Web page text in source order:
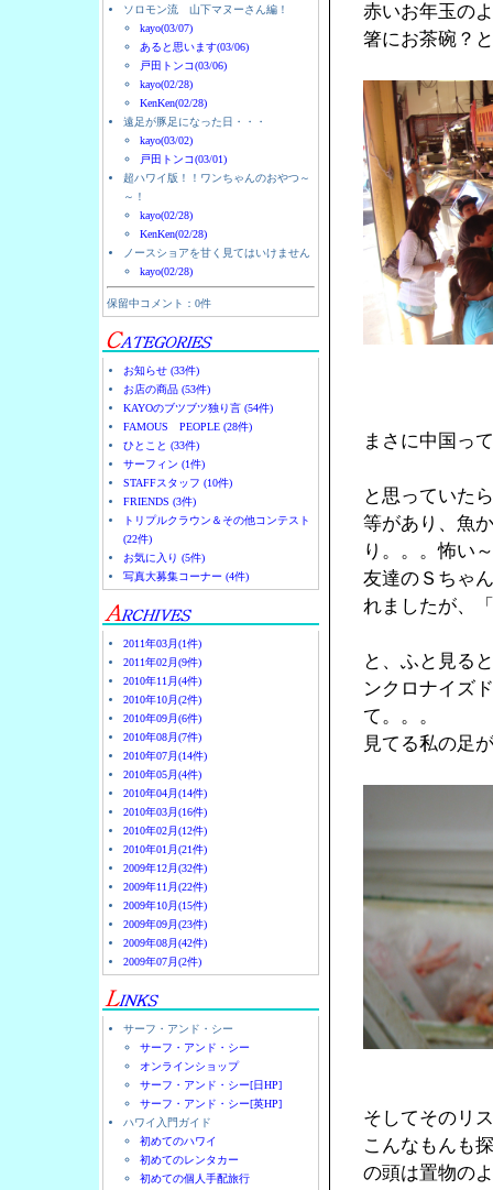
ソロモン流 山下マヌーさん編！
kayo(03/07)
あると思います(03/06)
戸田トンコ(03/06)
kayo(02/28)
KenKen(02/28)
遠足が豚足になった日・・・
kayo(03/02)
戸田トンコ(03/01)
超ハワイ版！！ワンちゃんのおやつ～
～！
kayo(02/28)
KenKen(02/28)
ノースショアを甘く見てはいけません
kayo(02/28)
保留中コメント：0件
お知らせ (33件)
お店の商品 (53件)
KAYOのブツブツ独り言 (54件)
FAMOUS PEOPLE (28件)
ひとこと (33件)
サーフィン (1件)
STAFFスタッフ (10件)
FRIENDS (3件)
トリプルクラウン＆その他コンテスト
(22件)
お気に入り (5件)
写真大募集コーナー (4件)
2011年03月(1件)
2011年02月(9件)
2010年11月(4件)
2010年10月(2件)
2010年09月(6件)
2010年08月(7件)
2010年07月(14件)
2010年05月(4件)
2010年04月(14件)
2010年03月(16件)
2010年02月(12件)
2010年01月(21件)
2009年12月(32件)
2009年11月(22件)
2009年10月(15件)
2009年09月(23件)
2009年08月(42件)
2009年07月(2件)
サーフ・アンド・シー
サーフ・アンド・シー
オンラインショップ
サーフ・アンド・シー[日HP]
サーフ・アンド・シー[英HP]
ハワイ入門ガイド
初めてのハワイ
初めてのレンタカー
初めての個人手配旅行
赤いお年玉の
箸にお茶碗？
まさに中国っ
と思っていた
等があり、魚
り。。。怖い～
友達のＳちゃ
れましたが、
と、ふと見る
ンクロナイズ
て。。。
見てる私の足
そしてそのリ
こんなもんも
の頭は置物の